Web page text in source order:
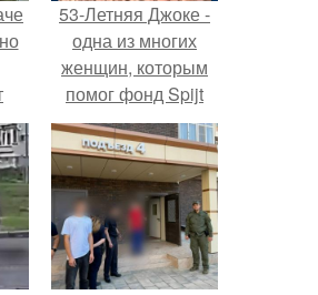
53-Летняя Джоке -
одна из многих
женщин, которым
помог фонд Spijt
van Tattoo,
основанный в
Роттердаме.